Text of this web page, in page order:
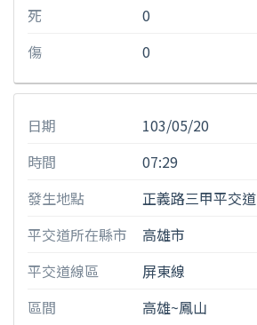
死
0
傷
0
日期
103/05/20
時間
07:29
發生地點
正義路三甲平交道
平交道所在縣市
高雄市
平交道線區
屏東線
區間
高雄~鳳山